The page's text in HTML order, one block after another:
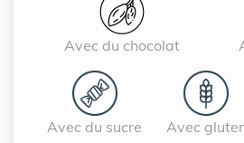
Avec du chocolat
Avec du sucre Avec